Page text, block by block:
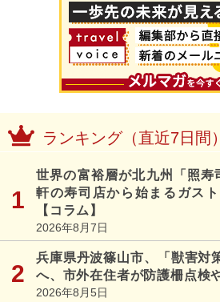
ランキング（直近7日間）
世界の富裕層が北九州「照寿
軒の寿司店から始まるガス
【コラム】
2026年8月7日
兵庫県丹波篠山市、「獣害対
へ、市外在住者が防護柵点検
2026年8月5日